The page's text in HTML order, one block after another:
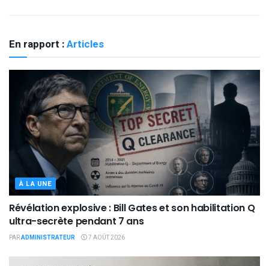
En rapport :Articles
À LA UNE
Révélation explosive : Bill Gates et son habilitation Q
ultra-secrète pendant 7 ans
PARADMINISTRATEUR 7 AOÛT 2026